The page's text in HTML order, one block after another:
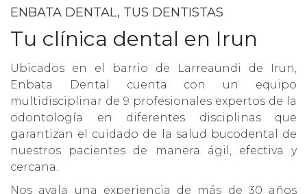
ENBATA DENTAL, TUS DENTISTAS
Tu clínica dental en Irun
Ubicados en el barrio de Larreaundi de Irun,
Enbata Dental cuenta con un equipo
multidisciplinar de 9 profesionales expertos de la
odontología en diferentes disciplinas que
garantizan el cuidado de la salud bucodental de
nuestros pacientes de manera ágil, efectiva y
cercana.
Nos avala una experiencia de más de 30 años